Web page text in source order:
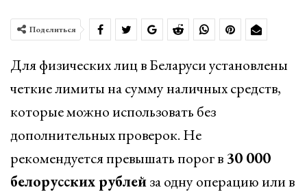
Поделиться
Для физических лиц в Беларуси установлены
четкие лимиты на сумму наличных средств,
которые можно использовать без
дополнительных проверок. Не
рекомендуется превышать порог в 30 000
белорусских рублейза одну операцию или в